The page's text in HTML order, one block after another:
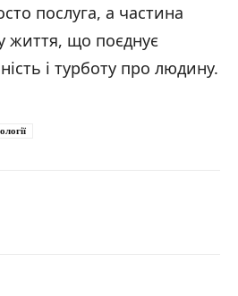
послуга, а частина
життя, що поєднує
і турботу про людину.